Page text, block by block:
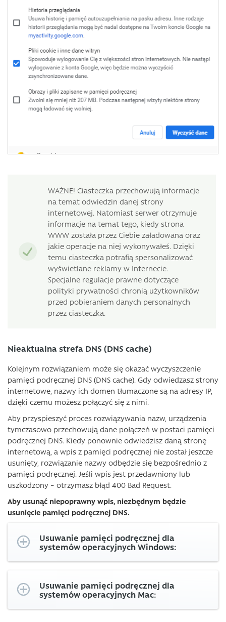
WAŻNE! Ciasteczka przechowują informacje
na temat odwiedzin danej strony
internetowej. Natomiast serwer otrzymuje
informacje na temat tego, kiedy strona
WWW została przez Ciebie załadowana oraz
jakie operacje na niej wykonywałeś. Dzięki
temu ciasteczka potrafią spersonalizować
wyświetlane reklamy w Internecie.
Specjalne regulacje prawne dotyczące
polityki prywatności chronią użytkowników
przed pobieraniem danych personalnych
przez ciasteczka.
Nieaktualna strefa DNS (DNS cache)
Kolejnym rozwiązaniem może się okazać wyczyszczenie
pamięci podręcznej DNS (DNS cache). Gdy odwiedzasz strony
internetowe, nazwy ich domen tłumaczone są na adresy IP,
dzięki czemu możesz połączyć się z nimi.
Aby przyspieszyć proces rozwiązywania nazw, urządzenia
tymczasowo przechowują dane połączeń w postaci pamięci
podręcznej DNS. Kiedy ponownie odwiedzisz daną stronę
internetową, a wpis z pamięci podręcznej nie został jeszcze
usunięty, rozwiązanie nazwy odbędzie się bezpośrednio z
pamięci podręcznej. Jeśli wpis jest przedawniony lub
uszkodzony – otrzymasz błąd 400 Bad Request.
Aby usunąć niepoprawny wpis, niezbędnym będzie
usunięcie pamięci podręcznej DNS.
Usuwanie pamięci podręcznej dla
systemów operacyjnych Windows:
Usuwanie pamięci podręcznej dla
systemów operacyjnych Mac: